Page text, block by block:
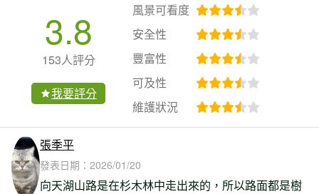
3.8
153人評分
我要評分
風景可看度
安全性
豐富性
可及性
維護狀況
張季平
發表日期： 2026/01/20
向天湖山路是在杉木林中走出來的，所以路面都是樹